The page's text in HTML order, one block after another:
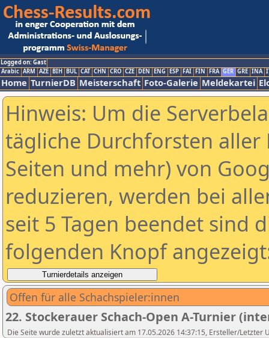
Logged on: Gast
Arabic ARM AZE BIH BUL CAT CHN CRO CZE DEN ENG ESP FAI FIN FRA GER GRE INA
Home TurnierDB Meisterschaft Foto-Galerie Meldekartei
Hinweis: Um die
tägliche Durchforsten aller
Seiten und mehr) von
reduzieren, werden bei
seit 5 Tagen beendet sind
folgenden Knopf
Offen für alle Schachspieler:innen
22. Stockerauer Schach-Open A-Turnier
Die Seite wurde zuletzt aktualisiert am 17.05.2026 14:37:15, Ersteller/Letzter